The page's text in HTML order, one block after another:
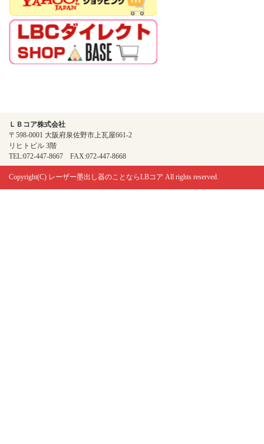
ＬＢコア株式会社
〒598-0001 大阪府泉佐野市上瓦屋661-2
リヒトビル 3階
TEL:072-447-8667 FAX:072-447-8668
Copyright(C) レーザー墨出し器のことならLBコア All rights reserved.